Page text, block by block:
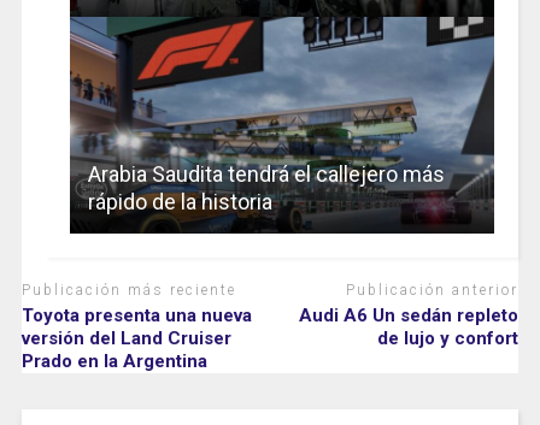
Arabia Saudita tendrá el callejero más
rápido de la historia
Publicación más reciente
Toyota presenta una nueva
versión del Land Cruiser
Prado en la Argentina
Publicación anterior
Audi A6 Un sedán repleto
de lujo y confort